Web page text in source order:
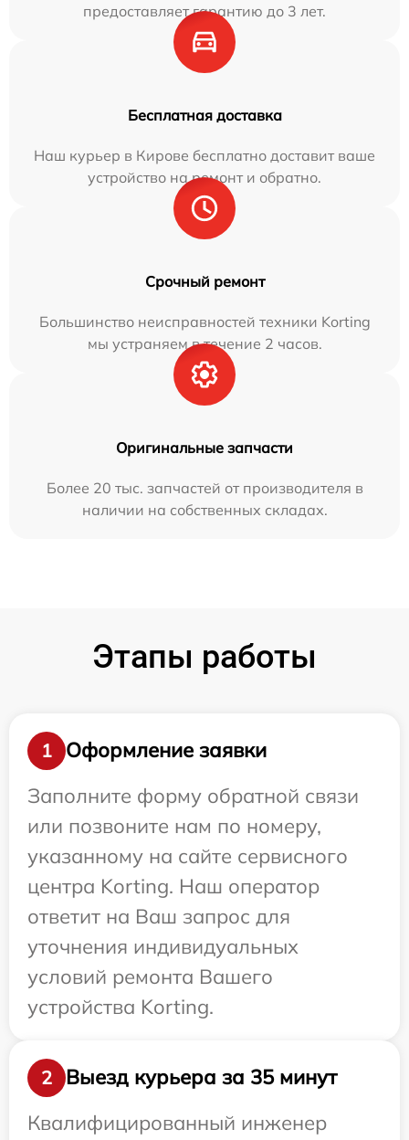
предоставляет гарантию до 3 лет.
Бесплатная доставка
Наш курьер в Кирове бесплатно доставит ваше
устройство на ремонт и обратно.
Срочный ремонт
Большинство неисправностей техники Korting
мы устраняем в течение 2 часов.
Оригинальные запчасти
Более 20 тыс. запчастей от производителя в
наличии на собственных складах.
Этапы работы
1
Оформление заявки
Заполните форму обратной связи
или позвоните нам по номеру,
указанному на сайте сервисного
центра Korting. Наш оператор
ответит на Ваш запрос для
уточнения индивидуальных
условий ремонта Вашего
устройства Korting.
2
Выезд курьера за 35 минут
Квалифицированный инженер